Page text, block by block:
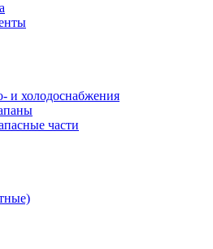
и холодоснабжения
части